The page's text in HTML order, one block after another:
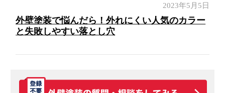
2023年5月5日
外壁塗装で悩んだら！外れにくい人気のカラー
と失敗しやすい落とし穴